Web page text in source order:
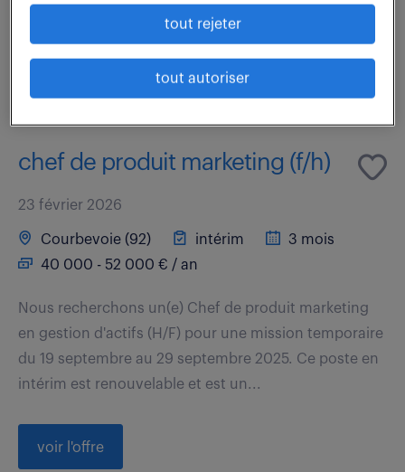
mondiale, les besoins des filiales...
chef de produit marketing (f/h)
23 février 2026
Courbevoie (92) intérim
3 mois
40 000 - 52 000 € / an
Nous recherchons un(e) Chef de produit marketing
en gestion d'actifs (H/F) pour une mission temporaire
du 19 septembre au 29 septembre 2025. Ce poste en
intérim est renouvelable et est un...
voir l'offre
tout rejeter
tout autoriser